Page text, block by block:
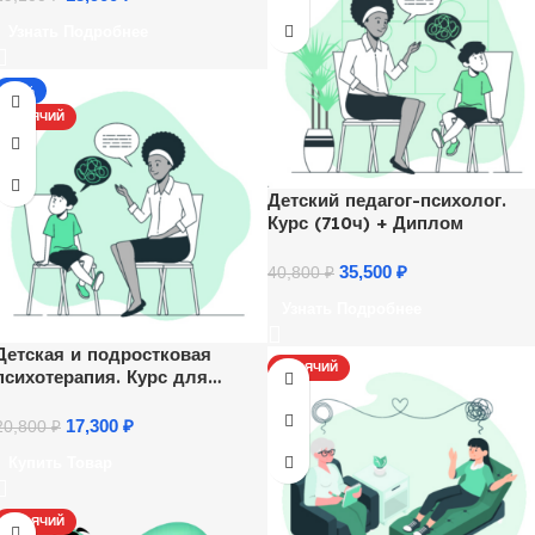
Детский педагог-психолог.
Курс (710ч) + Диплом
40,800₽ 35,500 ₽
-17%
ГОРЯЧИЙ
и подростковая
Курс для
₽ 17,300 ₽
ГОРЯЧИЙ
ГОРЯЧИЙ